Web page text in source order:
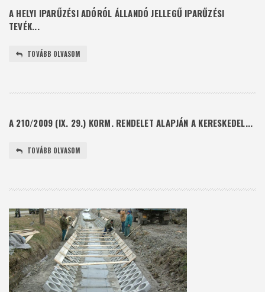
A HELYI IPARŰZÉSI ADÓRÓL ÁLLANDÓ JELLEGŰ IPARŰZÉSI
TEVÉK...
TOVÁBB OLVASOM
A 210/2009 (IX. 29.) KORM. RENDELET ALAPJÁN A KERESKEDEL...
TOVÁBB OLVASOM